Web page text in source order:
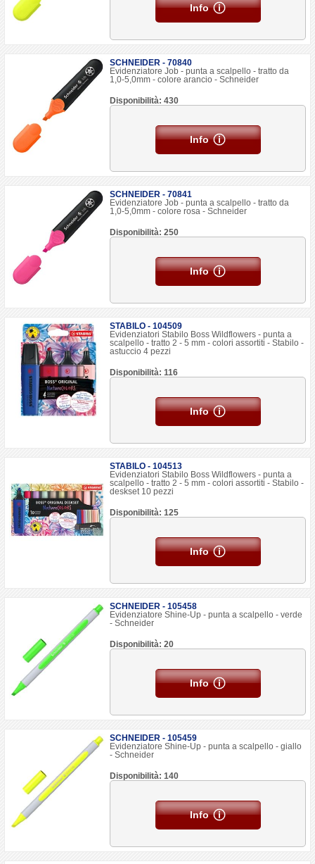
Info
SCHNEIDER - 70840
Evidenziatore Job - punta a scalpello - tratto da
1,0-5,0mm - colore arancio - Schneider
Disponibilità: 430
Info
SCHNEIDER - 70841
Evidenziatore Job - punta a scalpello - tratto da
1,0-5,0mm - colore rosa - Schneider
Disponibilità: 250
Info
STABILO - 104509
Evidenziatori Stabilo Boss Wildflowers - punta a
scalpello - tratto 2 - 5 mm - colori assortiti - Stabilo -
astuccio 4 pezzi
Disponibilità: 116
Info
STABILO - 104513
Evidenziatori Stabilo Boss Wildflowers - punta a
scalpello - tratto 2 - 5 mm - colori assortiti - Stabilo -
deskset 10 pezzi
Disponibilità: 125
Info
SCHNEIDER - 105458
Evidenziatore Shine-Up - punta a scalpello - verde
- Schneider
Disponibilità: 20
Info
SCHNEIDER - 105459
Evidenziatore Shine-Up - punta a scalpello - giallo
- Schneider
Disponibilità: 140
Info